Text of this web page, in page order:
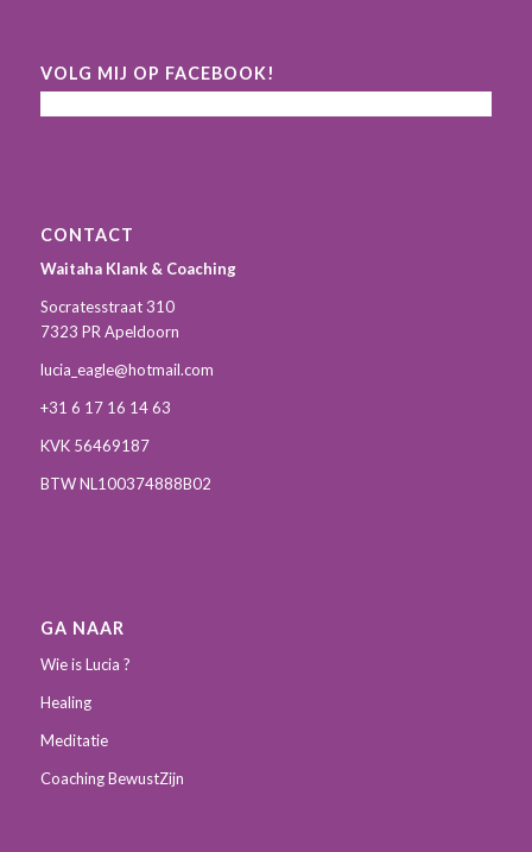
VOLG MIJ OP FACEBOOK!
CONTACT
Waitaha Klank & Coaching
Socratesstraat 310
7323 PR Apeldoorn
lucia_eagle@hotmail.com
+31 6 17 16 14 63
KVK 56469187
BTW NL100374888B02
GA NAAR
Wie is Lucia ?
Healing
Meditatie
Coaching BewustZijn